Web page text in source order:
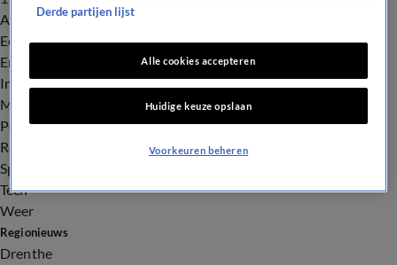
Advies & Tips
Economie
Entertainment
Infrastructuur
Milieu en Gezondheid
Politiek
Royalty
Sport
Tech
Weer
Regionieuws
Drenthe
Derde partijen lijst
Alle cookies accepteren
Huidige keuze opslaan
Voorkeuren beheren